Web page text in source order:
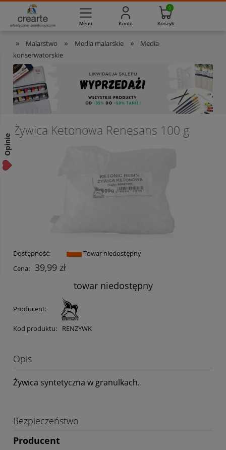
» Malarstwo » Media malarskie »
Media
konserwatorskie
Żywica Ketonowa Renesans 100 g
Dostępność:
Towar niedostępny
Cena:
39,99 zł
towar niedostępny
Producent:
Kod produktu: RENZYWK
Opis
Żywica syntetyczna w granulkach.
Bezpieczeństwo
Producent
Masz pytania? 733-012-789 Pon. - Pt. 8:00 - 16:00
Opinie